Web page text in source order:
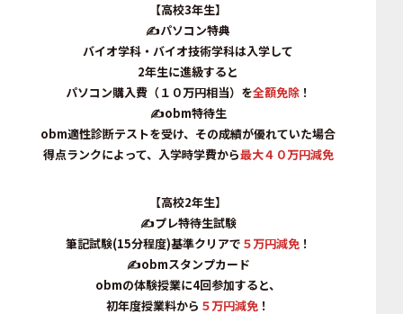
【高校3年生】
✍パソコン特典
バイオ学科・バイオ技術学科は入学して
2年生に進級すると
パソコン購入費（１０万円相当） を全額免除！
✍obm特待生
obm適性診断テストを受け、その成績が優れていた場合
得点ランクによって、入学時学費から最大４０万円減免
【高校2年生】
✍プレ特待生試験
筆記試験(15分程度)基準クリアで ５万円減免！
✍obmスタンプカード
obmの体験授業に4回参加すると、
初年度授業料から ５万円減免 ！